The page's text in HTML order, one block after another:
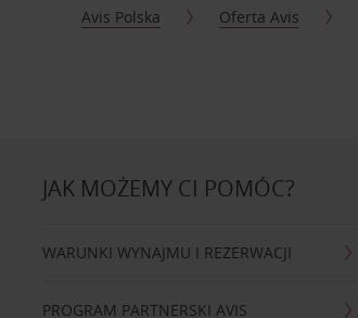
Avis Polska Oferta Avis
JAK MOŻEMY CI POMÓC?
WARUNKI WYNAJMU I REZERWACJI
PROGRAM PARTNERSKI AVIS